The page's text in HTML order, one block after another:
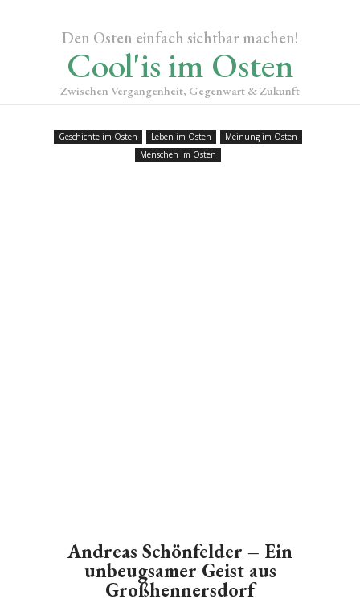
Den Osten einfach sichtbar machen!
Cool'is im Osten
Zwischen Vergangenheit, Gegenwart & Zukunft
Geschichte im Osten Leben im Osten
Meinung im Osten
Menschen im Osten
Andreas Schönfelder – Ein
unbeugsamer Geist aus
Großhennersdorf